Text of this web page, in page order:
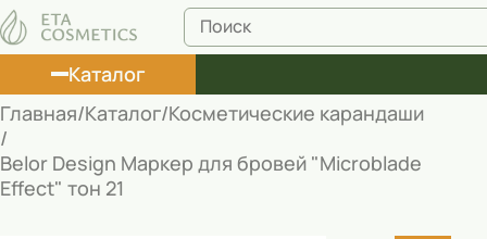
Каталог
Лосьоны
Туши
Главная Каталог Косметические карандаши
Belor Design Маркер для бровей "Microblade
Effect" тон 21